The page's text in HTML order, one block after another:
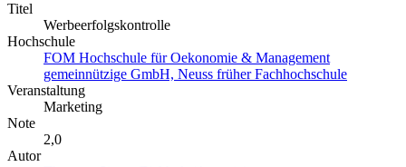
Titel
Werbeerfolgskontrolle
Hochschule
FOM Hochschule für Oekonomie & Management
gemeinnützige GmbH, Neuss früher Fachhochschule
Veranstaltung
Marketing
Note
2,0
Autor